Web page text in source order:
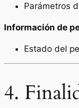
Parámetros
Información de
Estado del
4.